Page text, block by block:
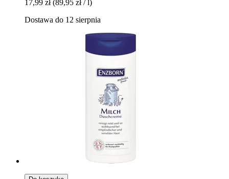
17,99 zł (89,95 zł / l)
Dostawa do 12 sierpnia